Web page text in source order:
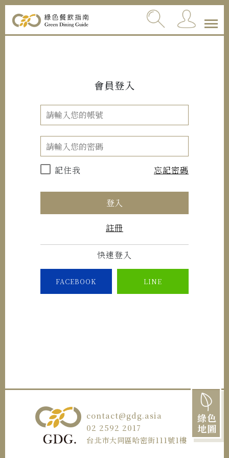
綠色
地圖
會員登入
記住我 忘記密碼
登入
註冊
快速登入
FACEBOOK LINE
contact@gdg.asia
02 2592 2017
台北市大同區哈密街111號1樓